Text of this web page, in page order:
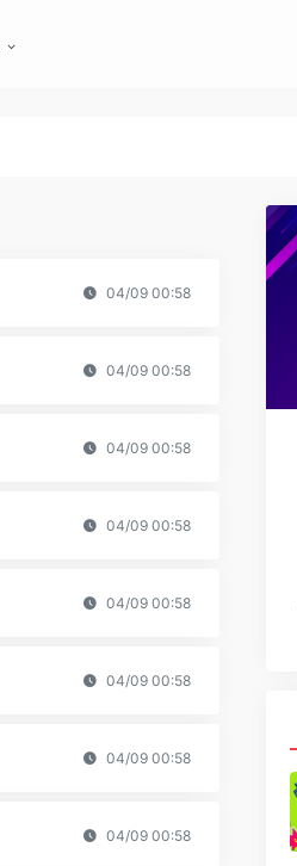
04/09 00:58
04/09 00:58
04/09 00:58
04/09 00:58
04/09 00:58
04/09 00:58
04/09 00:58
04/09 00:58